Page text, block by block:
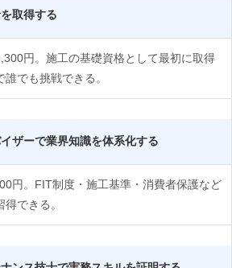
取得する
円。施工の基礎資格として最初に取得
でも挑戦できる。
ザーで業界知識を体系化する
円。FIT制度・施工基準・消費者保護など
できる。